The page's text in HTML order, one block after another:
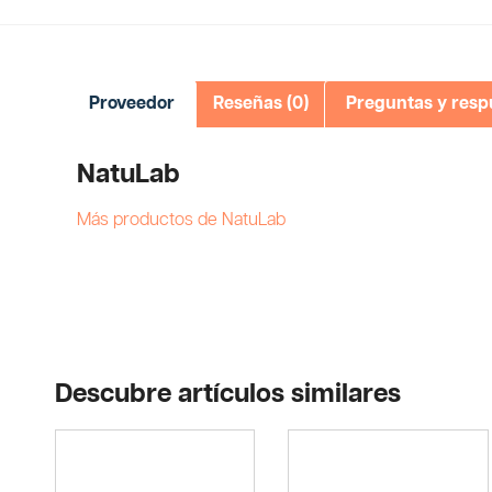
Proveedor Reseñas (0) Preguntas y
NatuLab
Más productos de NatuLab
Descubre artículos similares